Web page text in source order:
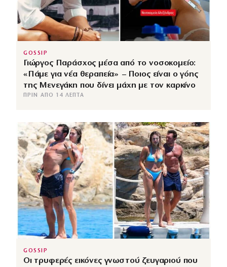
GOSSIP
Γιώργος Παράσχος μέσα από το νοσοκομείο:
«Πάμε για νέα θεραπεία» – Ποιος είναι ο γόης
της Μενεγάκη που δίνει μάχη με τον καρκίνο
ΠΡΙΝ ΑΠΌ 14 ΛΕΠΤΆ
GOSSIP
Οι τρυφερές εικόνες γνωστού ζευγαριού που